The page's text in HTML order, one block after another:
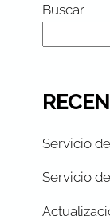
Buscar
Servicio
Servicio